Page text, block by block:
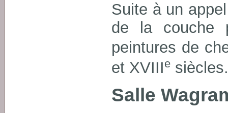
Suite à un
de la couche
peintures de
et XVIIIe siècles.
Salle